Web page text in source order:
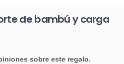
de bambú y carga
sobre este regalo.